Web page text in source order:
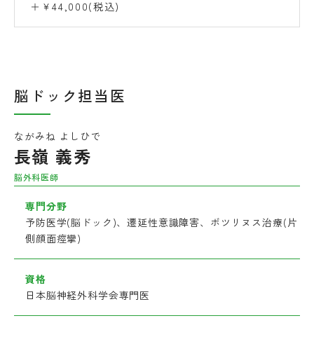
＋￥44,000(税込)
脳ドック担当医
ながみね よしひで
長嶺 義秀
脳外科医師
専門分野
予防医学(脳ドック)、遷延性意識障害、ボツリヌス治療(片
側顔面痙攣)
資格
日本脳神経外科学会専門医